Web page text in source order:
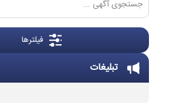
فیلترها
تبلیغات